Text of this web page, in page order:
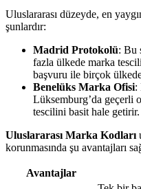
Uluslararası düzeyde, en
şunlardır:
Madrid Protokolü: Bu
fazla ülkede marka
başvuru ile birçok
Benelüks Marka Ofisi:
Lüksemburg’da geçerli
tescilini basit hale getirir.
Uluslararası Marka Kodları
korunmasında şu avantajları
Avantajlar